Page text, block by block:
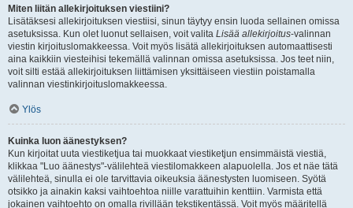
Miten liitän allekirjoituksen viestiini?
Lisätäksesi allekirjoituksen viestiisi, sinun täytyy ensin luoda sellainen omissa
asetuksissa. Kun olet luonut sellaisen, voit valita Lisää allekirjoitus-valinnan
viestin kirjoituslomakkeessa. Voit myös lisätä allekirjoituksen automaattisesti
aina kaikkiin viesteihisi tekemällä valinnan omissa asetuksissa. Jos teet niin,
voit silti estää allekirjoituksen liittämisen yksittäiseen viestiin poistamalla
valinnan viestinkirjoituslomakkeessa.
Ylös
Kuinka luon äänestyksen?
Kun kirjoitat uuta viestiketjua tai muokkaat viestiketjun ensimmäistä viestiä,
klikkaa "Luo äänestys"-välilehteä viestilomakkeen alapuolella. Jos et näe tätä
välilehteä, sinulla ei ole tarvittavia oikeuksia äänestysten luomiseen. Syötä
otsikko ja ainakin kaksi vaihtoehtoa niille varattuihin kenttiin. Varmista että
jokainen vaihtoehto on omalla rivillään tekstikentässä. Voit myös määritellä